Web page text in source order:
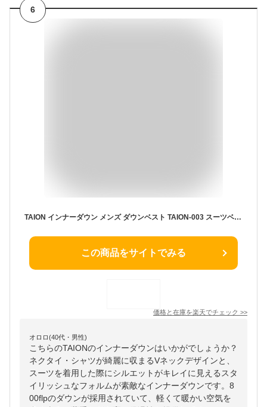
6
TAION インナーダウン メンズ ダウンベスト TAION-003 スーツベスト スーツジレ ダウンジレ あったか 防寒 インナー ビジネス ビジネスダウン 通勤 20代 30代 40代 50代 体温 タイオン ベーシック Vネック ボタンダウンジレ 800フィルパワー ギフト 誕生日 送料無料 春 秋 冬
この商品をサイトでみる
価格と在庫を楽天でチェック >>
オロロ(40代・男性)
こちらのTAIONのインナーダウンはいかがでしょうか？
ネクタイ・シャツが綺麗に収まるVネックデザインと、
スーツを着用した際にシルエットがキレイに見えるスタ
イリッシュなフォルムが素敵なインナーダウンです。8
00flpのダウンが採用されていて、軽くて暖かい空気を